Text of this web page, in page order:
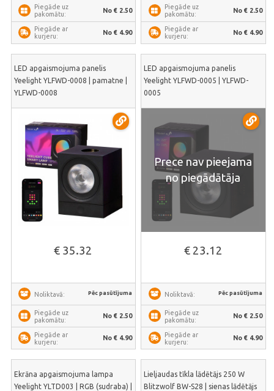
Piegāde uz
pakomātu:
No € 2.50
Piegāde ar
kurjeru:
No € 4.90
Piegāde uz
pakomātu:
No € 2.50
Piegāde ar
kurjeru:
No € 4.90
LED apgaismojuma panelis
Yeelight YLFWD-0008 | pamatne |
YLFWD-0008
€ 35.32
Noliktavā: Pēc pasūtījuma
Piegāde uz
pakomātu:
No € 2.50
Piegāde ar
kurjeru:
No € 4.90
LED apgaismojuma panelis
Yeelight YLFWD-0005 | YLFWD-
0005
Prece nav pieejama
no piegādātāja
€ 23.12
Noliktavā: Pēc pasūtījuma
Piegāde uz
pakomātu:
No € 2.50
Piegāde ar
kurjeru:
No € 4.90
Ekrāna apgaismojuma lampa
Yeelight YLTD003 | RGB (sudraba) |
Lieljaudas tīkla lādētājs 250 W
Blitzwolf BW-S28 | sienas lādētājs